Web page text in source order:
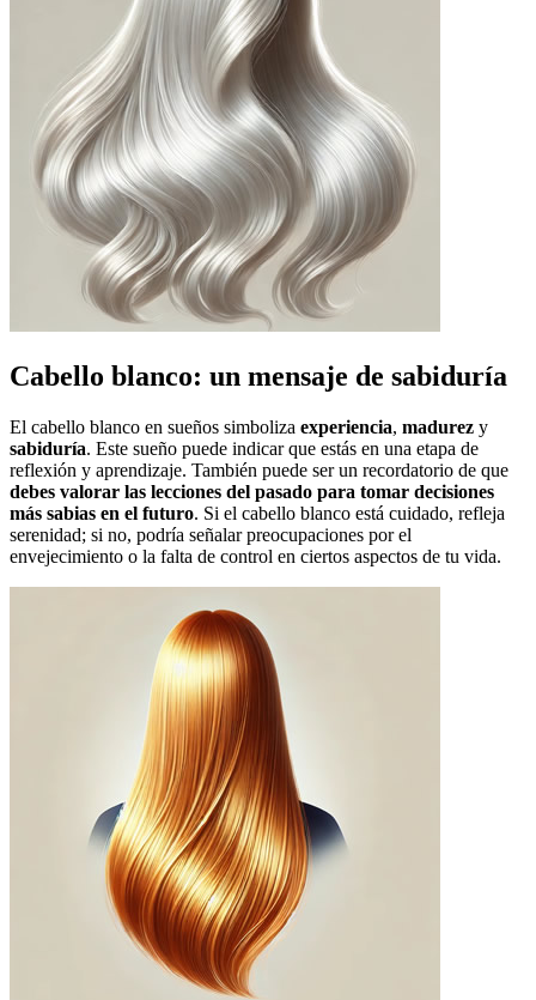
Cabello blanco: un mensaje de sabiduría
El cabello blanco en sueños simboliza experiencia, madurez y
sabiduría. Este sueño puede indicar que estás en una etapa de
reflexión y aprendizaje. También puede ser un recordatorio de que
debes valorar las lecciones del pasado para tomar decisiones
más sabias en el futuro. Si el cabello blanco está cuidado, refleja
serenidad; si no, podría señalar preocupaciones por el
envejecimiento o la falta de control en ciertos aspectos de tu vida.